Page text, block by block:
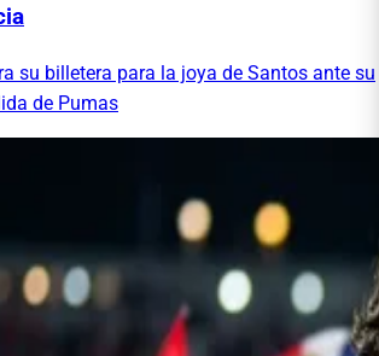
su billetera para la joya de Santos ante su
de Pumas